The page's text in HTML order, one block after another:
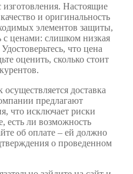
Настоящие
и оригинальность
элементов защиты,
с ценами: слишком низкая
что цена
оценить, сколько стоит
доставка
предлагают
что исключает риски
есть ли возможность
об оплате – ей должно
о проведенном